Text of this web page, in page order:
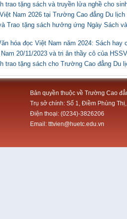
trao tặng sách và truyền lửa nghề cho
Nam 2026 tại Trường Cao đẳng Du lịch
Trao tặng sách hưởng ứng Ngày Sách
hóa đọc Việt Nam năm 2024: Sách hay
20/11/2023 và tri ân thầy cô của
trao tặng sách cho Trường Cao đẳng Du
Bản quyền thuộc về Trường Cao
Trụ sở chính: Số 1, Điềm Phùng
Điện thoại: (0234)-3826206
Email: tttvien@huetc.edu.vn